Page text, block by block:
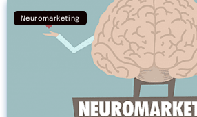
Neuromarketing